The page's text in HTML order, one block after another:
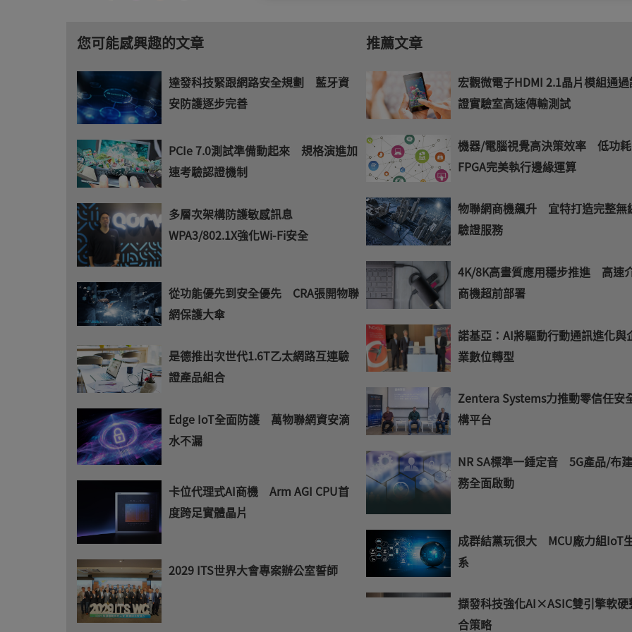
您可能感興趣的文章
達發科技緊跟網路安全規劃 藍牙資
安防護逐步完善
PCIe 7.0測試準備動起來 規格演進加
速考驗認證機制
多層次架構防護敏感訊息
WPA3/802.1X強化Wi-Fi安全
從功能優先到安全優先 CRA張開物聯
網保護大傘
是德推出次世代1.6T乙太網路互連驗
證產品組合
Edge IoT全面防護 萬物聯網資安滴
水不漏
卡位代理式AI商機 Arm AGI CPU首
度跨足實體晶片
2029 ITS世界大會專案辦公室誓師
推薦文章
宏觀微電子HDMI 2.1晶片模組通
證實驗室高速傳輸測試
機器/電腦視覺高決策效率 低功耗
FPGA完美執行邊緣運算
物聯網商機飆升 宜特打造完整無
驗證服務
4K/8K高畫質應用穩步推進 高速
商機超前部署
諾基亞：AI將驅動行動通訊進化與
業數位轉型
Zentera Systems力推動零信任安
構平台
NR SA標準一錘定音 5G產品/布
務全面啟動
成群結黨玩很大 MCU廠力組IoT
系
擷發科技強化AI×ASIC雙引擎軟硬
合策略